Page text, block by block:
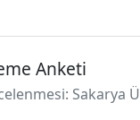
Anketi
Sakarya